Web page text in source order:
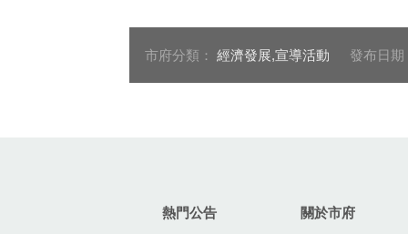
市府分類： 經濟發展,宣導活動 發布日
熱門公告 關於市府